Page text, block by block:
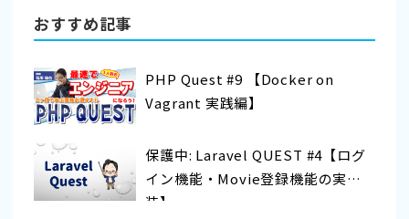
おすすめ記事
PHP Quest #9 【Docker on
Vagrant 実践編】
保護中: Laravel QUEST #4【ログ
イン機能・Movie登録機能の実
装】